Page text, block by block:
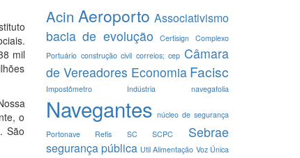
mil
o
São
Acin Aeroporto Associativismo
bacia de evolução Certisign Complexo
Portuário construção civil correios; cep Câmara
de Vereadores Economia Facisc
Impostômetro Indústria navegafolia
Navegantes núcleo de segurança
Portonave
Refis SC SCPC Sebrae
segurança pública Util Alimentação Voz Única